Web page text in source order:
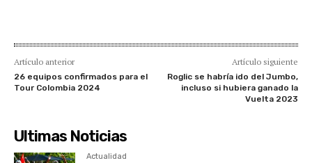
Artículo anterior
26 equipos confirmados para el
Tour Colombia 2024
Artículo siguiente
Roglic se habría ido del Jumbo,
incluso si hubiera ganado la
Vuelta 2023
Ultimas Noticias
Actualidad